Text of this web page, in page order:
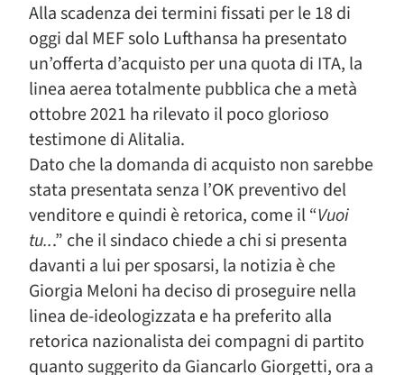
Alla scadenza dei termini fissati per le 18 di
oggi dal MEF solo Lufthansa ha presentato
un’offerta d’acquisto per una quota di ITA, la
linea aerea totalmente pubblica che a metà
ottobre 2021 ha rilevato il poco glorioso
testimone di Alitalia.
Dato che la domanda di acquisto non sarebbe
stata presentata senza l’OK preventivo del
venditore e quindi è retorica, come il “Vuoi
tu...” che il sindaco chiede a chi si presenta
davanti a lui per sposarsi, la notizia è che
Giorgia Meloni ha deciso di proseguire nella
linea de-ideologizzata e ha preferito alla
retorica nazionalista dei compagni di partito
quanto suggerito da Giancarlo Giorgetti, ora a